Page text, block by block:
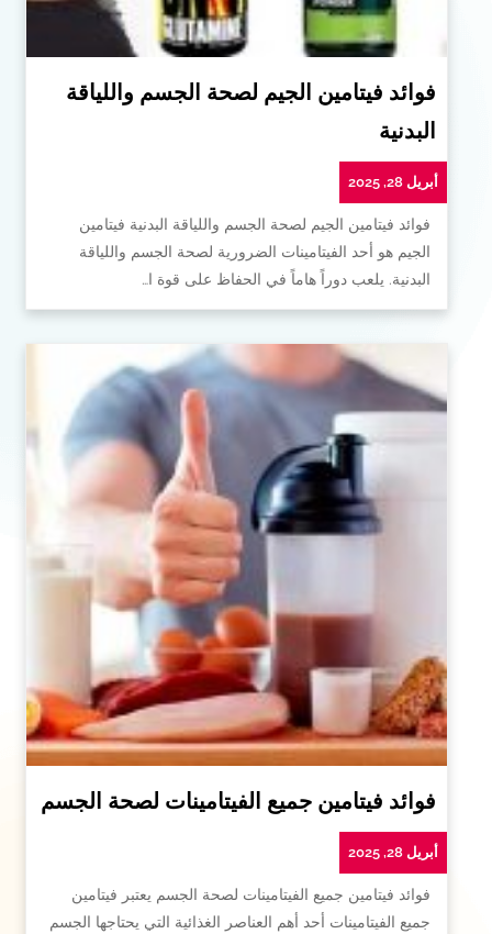
فوائد فيتامين الجيم لصحة الجسم واللياقة
البدنية
أبريل 28, 2025
فوائد فيتامين الجيم لصحة الجسم واللياقة البدنية فيتامين
الجيم هو أحد الفيتامينات الضرورية لصحة الجسم واللياقة
البدنية. يلعب دوراً هاماً في الحفاظ على قوة ا…
فوائد فيتامين جميع الفيتامينات لصحة الجسم
أبريل 28, 2025
فوائد فيتامين جميع الفيتامينات لصحة الجسم يعتبر فيتامين
جميع الفيتامينات أحد أهم العناصر الغذائية التي يحتاجها الجسم